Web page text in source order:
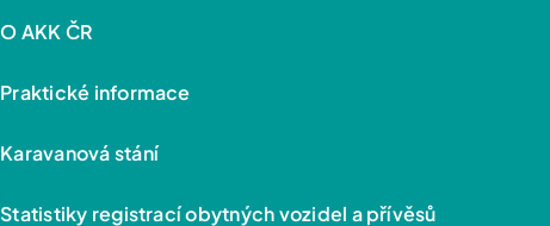
O AKK ČR
Praktické informace
Karavanová stání
Statistiky registrací obytných vozidel a přívěsů